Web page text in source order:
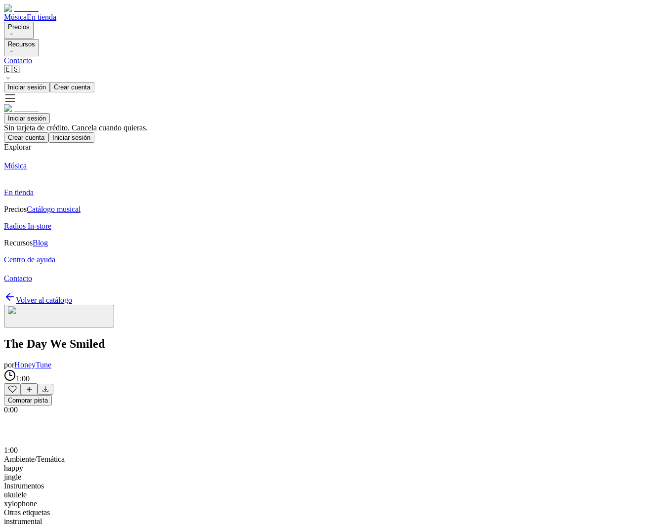
MúsicaEn tienda
Precios
Recursos
Contacto
🇪🇸
Iniciar sesión Crear cuenta
Iniciar sesión
Sin tarjeta de crédito. Cancela cuando quieras.
Crear cuenta Iniciar sesión
Explorar
Música
En tienda
PreciosCatálogo musical
Radios In-store
RecursosBlog
Centro de ayuda
Contacto
Volver al catálogo
The Day We Smiled
porHoneyTune
1:00
Comprar pista
0:00
1:00
Ambiente/Temática
happy
jingle
Instrumentos
ukulele
xylophone
Otras etiquetas
instrumental